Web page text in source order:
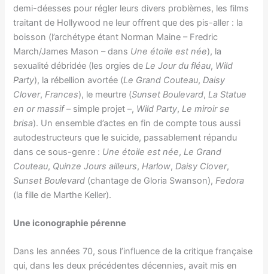
demi-déesses pour régler leurs divers problèmes, les films
traitant de Hollywood ne leur offrent que des pis-aller : la
boisson (l’archétype étant Norman Maine – Fredric
March/James Mason – dans Une étoile est née), la
sexualité débridée (les orgies deLe Jour du fléau, Wild
Party), la rébellion avortée (Le Grand Couteau,Daisy
Clover,Frances), le meurtre (Sunset Boulevard,La Statue
en or massif– simple projet –, Wild Party,Le miroir se
brisa). Un ensemble d’actes en fin de compte tous aussi
autodestructeurs que le suicide, passablement répandu
dans ce sous-genre : Une étoile est née,Le Grand
Couteau, Quinze Jours ailleurs,Harlow,Daisy Clover,
Sunset Boulevard (chantage de Gloria Swanson),Fedora
(la fille de Marthe Keller).
Une iconographie pérenne
Dans les années 70, sous l’influence de la critique française
qui, dans les deux précédentes décennies, avait mis en